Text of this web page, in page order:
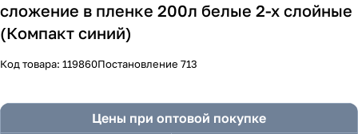
сложение в пленке 200л белые 2-х слойные
(Компакт синий)
Код товара: 119860Постановление 713
Цены при оптовой покупке